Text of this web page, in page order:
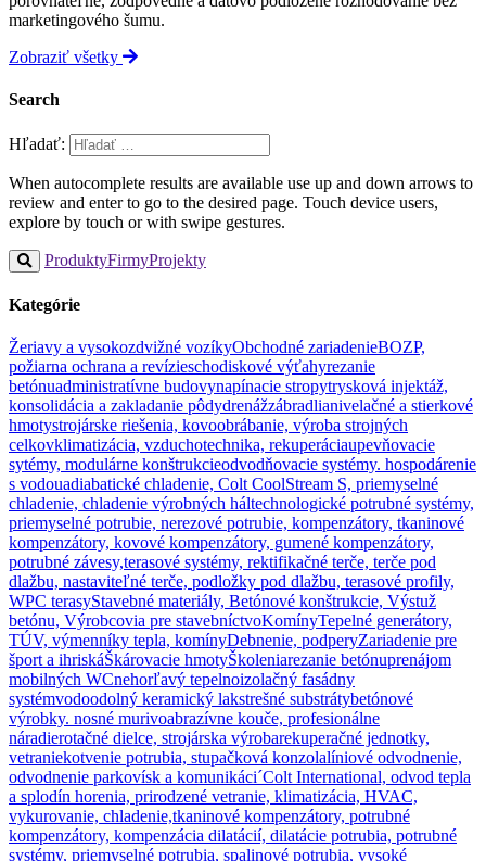
marketingového šumu.
Zobraziť všetky
Search
Hľadať:
When autocomplete results are available use up and down arrows to
review and enter to go to the desired page. Touch device users,
explore by touch or with swipe gestures.
ProduktyFirmyProjekty
Kategórie
Žeriavy a vysokozdvižné vozíkyObchodné zariadenieBOZP,
požiarna ochrana a revízieschodiskové výťahyrezanie
betónuadministratívne budovynapínacie stropytrysková injektáž,
konsolidácia a zakladanie pôdydrenážzábradlianivelačné a stierkové
hmotystrojárske riešenia, kovoobrábanie, výroba strojných
celkovklimatizácia, vzduchotechnika, rekuperáciaupevňovacie
sytémy, modulárne konštrukcieodvodňovacie systémy. hospodárenie
s vodouadiabatické chladenie, Colt CoolStream S, priemyselné
chladenie, chladenie výrobných háltechnologické potrubné systémy,
priemyselné potrubie, nerezové potrubie, kompenzátory, tkaninové
kompenzátory, kovové kompenzátory, gumené kompenzátory,
potrubné závesy,terasové systémy, rektifikačné terče, terče pod
dlažbu, nastaviteľné terče, podložky pod dlažbu, terasové profily,
WPC terasyStavebné materiály, Betónové konštrukcie, Výstuž
betónu, Výrobcovia pre stavebníctvoKomínyTepelné generátory,
TÚV, výmenníky tepla, komínyDebnenie, podperyZariadenie pre
šport a ihriskáŠkárovacie hmotyŠkoleniarezanie betónuprenájom
mobilných WCnehorľavý tepelnoizolačný fasádny
systémvodoodolný keramický lakstrešné substrátybetónové
výrobky. nosné murivoabrazívne kouče, profesionálne
náradierotačné dielce, strojárska výrobarekuperačné jednotky,
vetraniekotvenie potrubia, stupačková konzolalíniové odvodnenie,
odvodnenie parkovísk a komunikáci´Colt International, odvod tepla
a splodín horenia, prirodzené vetranie, klimatizácia, HVAC,
vykurovanie, chladenie,tkaninové kompenzátory, potrubné
kompenzátory, kompenzácia dilatácií, dilatácie potrubia, potrubné
systémy, priemyselné potrubia, spalinové potrubia, vysoké